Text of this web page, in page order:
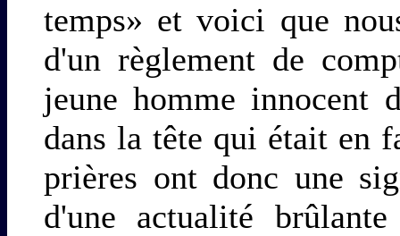
temps» et voici que
d'un règlement de
jeune homme innocent
dans la tête qui était en
prières ont donc une
d'une actualité